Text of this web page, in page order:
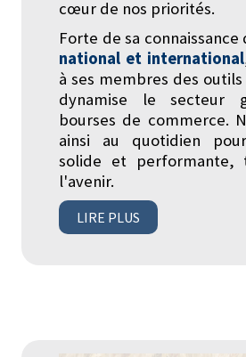
cœur de nos priorités.
Forte de sa connaissance
national et international
à ses membres des
dynamise le secteur
bourses de commerce.
ainsi au quotidien
solide et performante,
l'avenir.
LIRE PLUS